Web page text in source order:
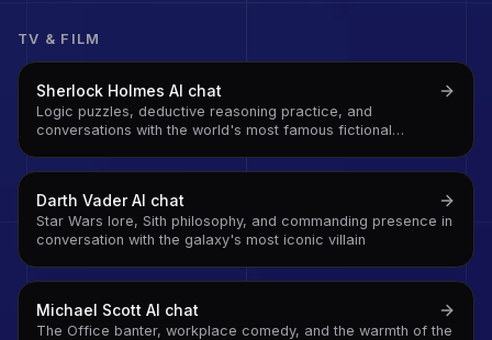
TV & FILM
Sherlock Holmes AI chat
Logic puzzles, deductive reasoning practice, and
conversations with the world's most famous fictional
Darth VaderAI chat
Star Wars lore, Sith philosophy, and commanding presence in
conversation with the galaxy's most iconic villain
Michael Scott AI chat
The Office banter, workplace comedy, and the warmth of the